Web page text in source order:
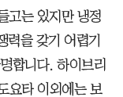
고는 있지만 냉정
력을 갖기 어렵기
합니다. 하이브리
요타 이외에는 보